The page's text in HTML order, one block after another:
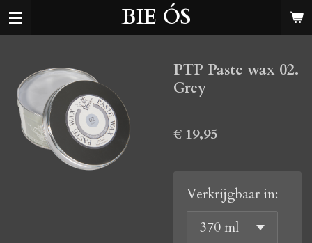
Ga
direct
hoofdinhoud
BIE ÓS
PTP Paste wax 02.
Grey
€ 19,95
Verkrijgbaar in: